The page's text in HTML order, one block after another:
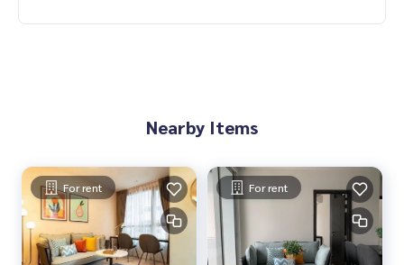
Nearby Items
For rent For rent